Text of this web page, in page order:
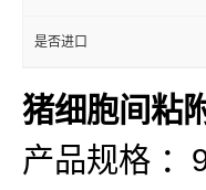
是否进口
猪细胞间粘
产品规格 ：